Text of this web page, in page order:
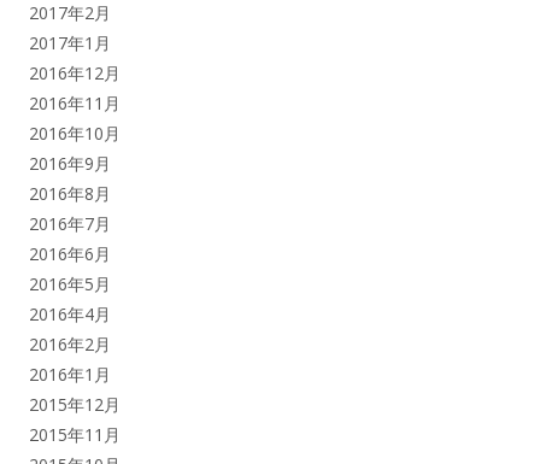
2017年2月
2017年1月
2016年12月
2016年11月
2016年10月
2016年9月
2016年8月
2016年7月
2016年6月
2016年5月
2016年4月
2016年2月
2016年1月
2015年12月
2015年11月